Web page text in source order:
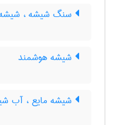
سنگ شیشه ،
شیشه هوشمند
شیشه مایع ، آب